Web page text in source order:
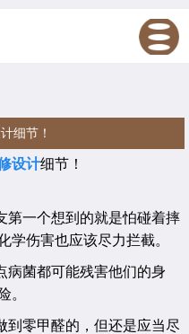
细节！
设计细节！
第一个想到的就是怕碰着摔
学伤害也应该尽力拦截。
病菌都可能残害他们的身
。
到零甲醛的，但还是应当尽